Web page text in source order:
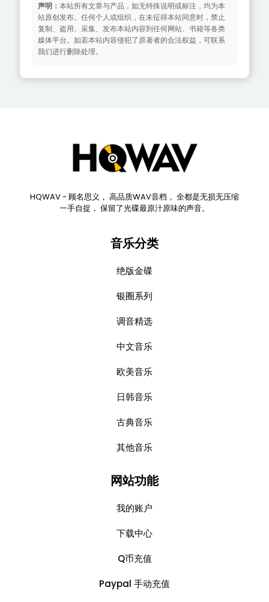
声明： 本站所有文章与产品，如无特殊说明或标注，均为本
站原创发布。任何个人或组织，在未征得本站同意时，禁止
复制、盗用、采集、发布本站内容到任何网站、书籍等各类
媒体平台。如若本站内容侵犯了原著者的合法权益，可联系
我们进行删除处理。
HQWAV - 顾名思义， 高品质WAV音档， 全都是无损无压缩
一手自捉， 保留了光碟最原汁原味的声音。
音乐分类
绝版金碟
银圈系列
调音精选
中文音乐
欧美音乐
日韩音乐
古典音乐
其他音乐
网站功能
我的账户
下载中心
Q币充值
Paypal 手动充值